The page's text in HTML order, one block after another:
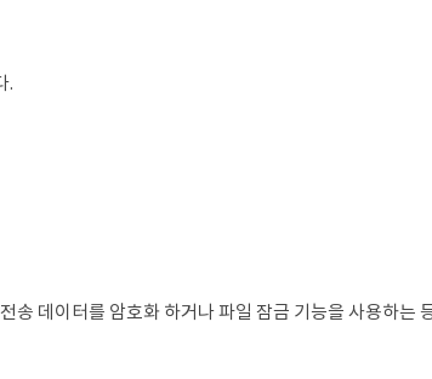
.
데이터를 암호화 하거나 파일 잠금 기능을 사용하는